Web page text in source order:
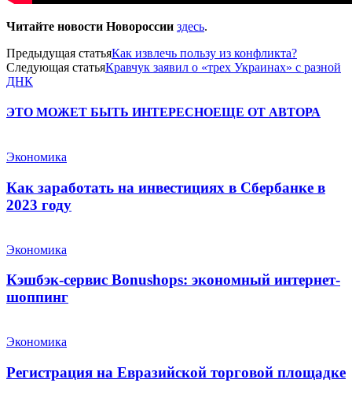
Читайте новости Новороссии здесь.
Предыдущая статьяКак извлечь пользу из конфликта?
Следующая статьяКравчук заявил о «трех Украинах» с разной
ДНК
ЭТО МОЖЕТ БЫТЬ ИНТЕРЕСНОЕЩЕ ОТ АВТОРА
Экономика
Как заработать на инвестициях в Сбербанке в
2023 году
Экономика
Кэшбэк-сервис Bonushops: экономный интернет-
шоппинг
Экономика
Регистрация на Евразийской торговой площадке